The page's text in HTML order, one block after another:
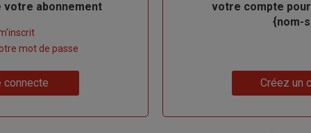
abonnement
mot de passe
connecte
votre compte
{nom-
Créez un